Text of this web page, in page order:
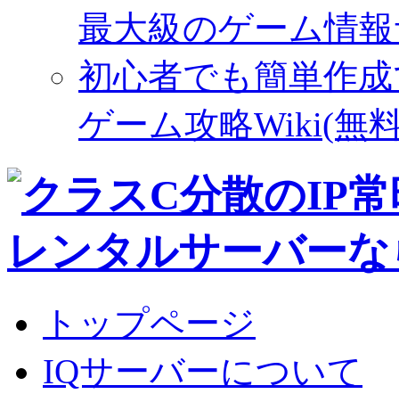
最大級のゲーム情
初心者でも簡単作
ゲーム攻略Wiki(無
トップページ
IQサーバーについて